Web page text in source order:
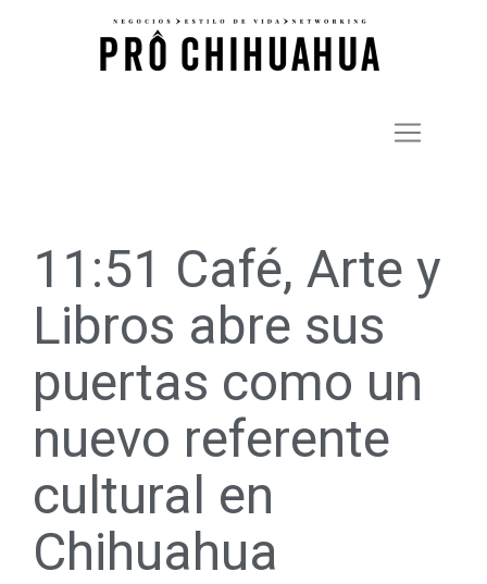
11:51 Café, Arte y
Libros abre sus
puertas como un
nuevo referente
cultural en
Chihuahua